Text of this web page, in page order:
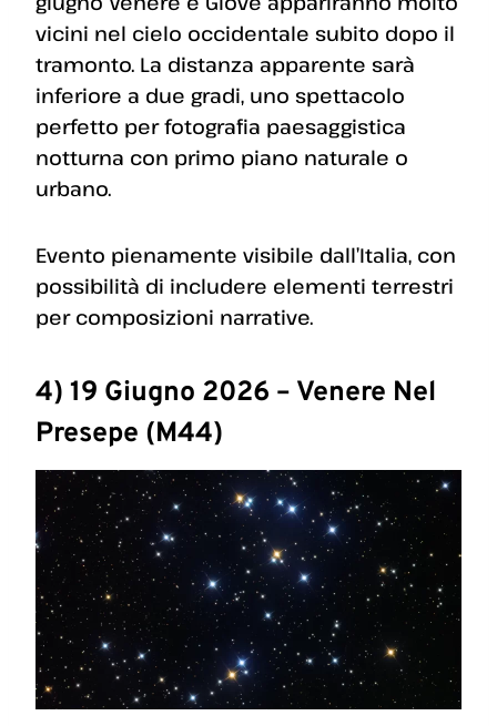
vicini nel cielo occidentale subito dopo il
tramonto. La distanza apparente sarà
inferiore a due gradi, uno spettacolo
perfetto per fotografia paesaggistica
notturna con primo piano naturale o
urbano.
Evento pienamente visibile dall’Italia, con
possibilità di includere elementi terrestri
per composizioni narrative.
4) 19 Giugno 2026 – Venere Nel
Presepe (M44)